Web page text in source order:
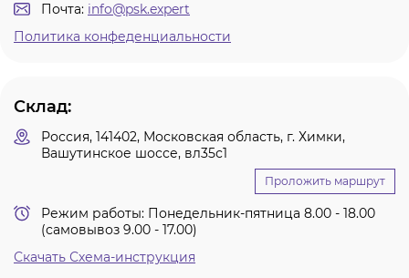
и головные
Почта: info@psk.expert
Политика конфеденциальности
Склад:
Россия, 141402, Московская область, г. Химки,
Вашутинское шоссе, вл35с1
Проложить маршрут
Режим работы: Понедельник-пятница 8.00 - 18.00
(самовывоз 9.00 - 17.00)
Скачать Схема-инструкция